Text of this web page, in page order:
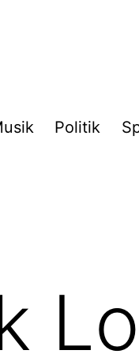
Politik